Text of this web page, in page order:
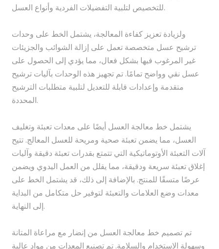
للتخصيص لتلبية التفضيلات الفردية وأنواع العسل.
ولزيادة تعزيز كفاءة المعالجة، يشتمل الخط على وحدات
ترشيح عسل متخصصة تعمل على إزالة الشوائب والجزيئات
غير المرغوب فيها بشكل فعال، مما يؤدي إلى الحصول على
عسل نقي وواضح تمامًا. تم تجهيز هذه الوحدات بآليات ترشيح
متقدمة وإعدادات قابلة للتعديل لتلبية متطلبات الترشيح
المحددة.
يشتمل خط معالجة العسل أيضًا على معدات تعبئة وتغليف
العسل، مما يضمن تعبئة صحية ومريحة للعسل المعالج. تتيح
آلات التعبئة الأوتوماتيكية التي تتمتع بقدرات تعبئة دقيقة وآليات
إغلاق تعبئة سريعة ودقيقة، مما يقلل من العمل اليدوي ويضمن
عرضًا متسقًا للمنتج. بالإضافة إلى ذلك، قد يشتمل الخط على
معدات وضع العلامات والتعبئة لتوفير حل متكامل من البداية
إلى النهاية.
تم تصميم خط معالجة العسل من إنضار مع مراعاة المتانة
وسهولة الاستخدام والسلامة. تم تصنيع المعدات من مواد عالية